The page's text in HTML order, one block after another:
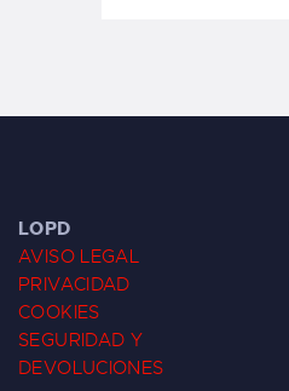
LOPD
AVISO LEGAL
PRIVACIDAD
COOKIES
SEGURIDAD Y
DEVOLUCIONES